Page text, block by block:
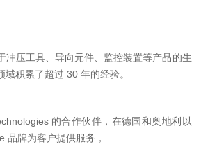
冲压工具、导向元件、监控装置等产品的生
积累了超过 30 年的经验。
的合作伙伴，在德国和奥地利以
品牌为客户提供服务，